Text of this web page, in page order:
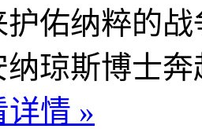
佑纳粹的
纳琼斯博士
详情 »